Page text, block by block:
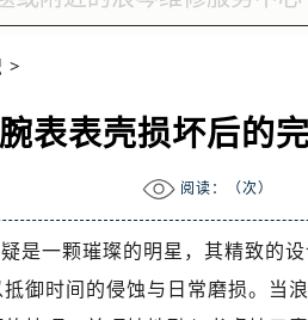
>
表表壳损坏后的
阅读：（次）
是一颗璀璨的明星，其精致的
御时间的侵蚀与日常磨损。当